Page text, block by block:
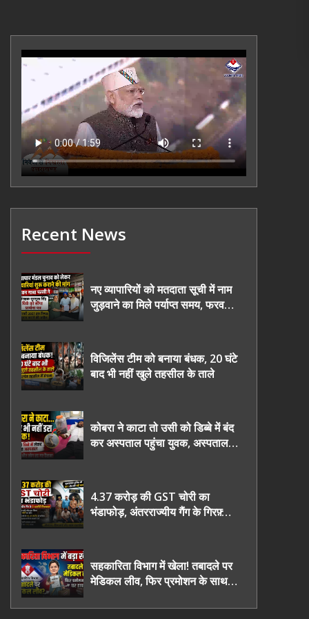
Recent News
नए व्यापारियों को मतदाता सूची में नाम
जुड़वाने का मिले पर्याप्त समय, फरवरी
विजिलेंस टीम को बनाया बंधक, 20 घंटे
बाद भी नहीं खुले तहसील के ताले
कोबरा ने काटा तो उसी को डिब्बे में बंद
कर अस्पताल पहुंचा युवक, अस्पताल में
4.37 करोड़ की GST चोरी का
भंडाफोड़, अंतरराज्यीय गैंग के गिरफ़्तार
सहकारिता विभाग में खेला! तबादले पर
मेडिकल लीव, फिर प्रमोशन के साथ